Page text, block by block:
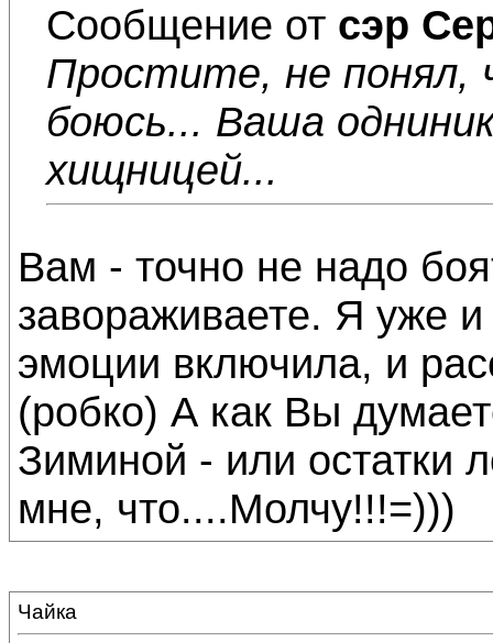
Сообщение от сэр
Простите, не понял,
боюсь... Ваша
хищницей...
Вам - точно не надо
завораживаете. Я уже
эмоции включила, и
(робко) А как Вы
Зиминой - или остатки
мне, что....Молчу!!!=)))
Чайка